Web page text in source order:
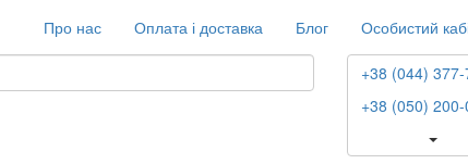
Про нас Оплата і доставка Блог Особистий
+38 (044)
+38 (050)